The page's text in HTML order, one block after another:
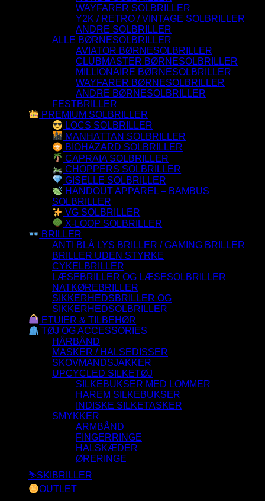
WAYFARER SOLBRILLER
Y2K / RETRO / VINTAGE SOLBRILLER
ANDRE SOLBRILLER
ALLE BØRNESOLBRILLER
AVIATOR BØRNESOLBRILLER
CLUBMASTER BØRNESOLBRILLER
MILLIONAIRE BØRNESOLBRILLER
WAYFARER BØRNESOLBRILLER
ANDRE BØRNESOLBRILLER
FESTBRILLER
PREMIUM SOLBRILLER
LOCS SOLBRILLER
MANHATTAN SOLBRILLER
BIOHAZARD SOLBRILLER
CAPRAIA SOLBRILLER
CHOPPERS SOLBRILLER
GISELLE SOLBRILLER
HANDOUT APPAREL – BAMBUS
SOLBRILLER
VG SOLBRILLER
X-LOOP SOLBRILLER
BRILLER
ANTI BLÅ LYS BRILLER / GAMING BRILLER
BRILLER UDEN STYRKE
CYKELBRILLER
LÆSEBRILLER OG LÆSESOLBRILLER
NATKØREBRILLER
SIKKERHEDSBRILLER OG
SIKKERHEDSOLBRILLER
ETUIER & TILBEHØR
TØJ OG ACCESSORIES
HÅRBÅND
MASKER / HALSEDISSER
SKOVMANDSJAKKER
UPCYCLED SILKETØJ
SILKEBUKSER MED LOMMER
HAREM SILKEBUKSER
INDISKE SILKETASKER
SMYKKER
ARMBÅND
FINGERRINGE
HALSKÆDER
ØRERINGE
⛷️SKIBRILLER
OUTLET